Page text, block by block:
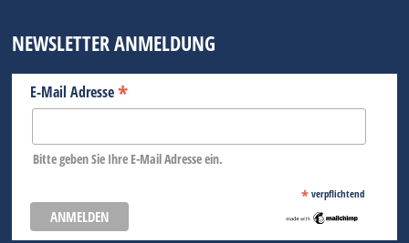
NEWSLETTER ANMELDUNG
E-Mail Adresse*
Bitte geben Sie Ihre E-Mail Adresse ein.
* verpflichtend